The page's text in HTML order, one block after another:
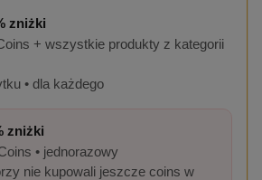
zniżki
+ wszystkie produkty z kategorii
• dla każdego
zniżki
• jednorazowy
nie kupowali jeszcze coins w